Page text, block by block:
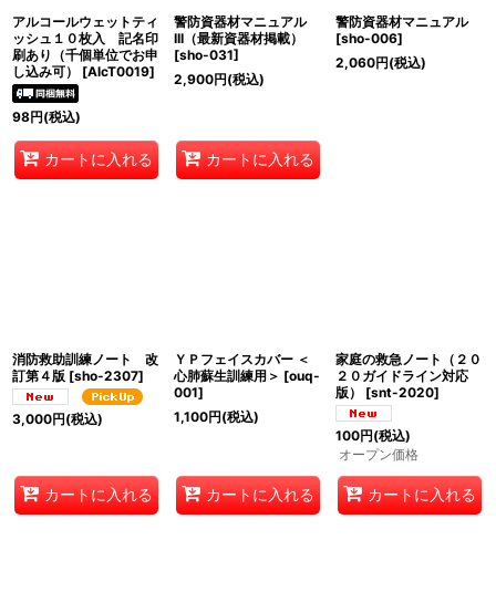
アルコールウェットティ
ッシュ１０枚入 記名印
刷あり（千個単位でお申
し込み可）
[AlcT0019]
98円(税込)
カートに入れる
警防資器材マニュアル
III（最新資器材掲載）
[sho-031]
2,900円(税込)
カートに入れる
警防資器材マニュアル
[sho-006]
2,060円(税込)
消防救助訓練ノート 改
訂第４版 [sho-2307]
3,000円(税込)
カートに入れる
ＹＰフェイスカバー ＜
心肺蘇生訓練用＞ [ouq-
001]
1,100円(税込)
カートに入れる
家庭の救急ノート（２０
２０ガイドライン対応
版）
[snt-2020]
100円(税込)
オープン価格
カートに入れる